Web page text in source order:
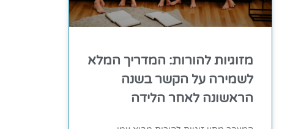
מזוגיות להורות: המדריך המלא
לשמירה על הקשר בשנה
הראשונה לאחר הלידה